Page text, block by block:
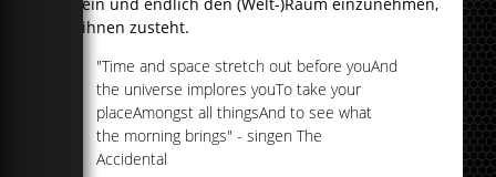
zu sein und endlich den (Welt-)Raum einzunehmen,
der ihnen zusteht.
"Time and space stretch out before youAnd
the universe implores youTo take your
placeAmongst all thingsAnd to see what
the morning brings" - singen The
Accidental